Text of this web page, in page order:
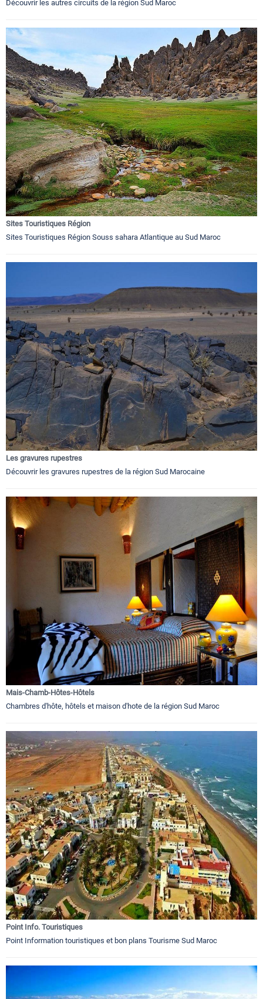
Découvrir les autres circuits de la région Sud Maroc
Sites Touristiques Région
Sites Touristiques Région Souss sahara Atlantique au Sud Maroc
Les gravures rupestres
Découvrir les gravures rupestres de la région Sud Marocaine
Mais-Chamb-Hôtes-Hôtels
Chambres d'hôte, hôtels et maison d'hote de la région Sud Maroc
Point Info. Touristiques
Point Information touristiques et bon plans Tourisme Sud Maroc